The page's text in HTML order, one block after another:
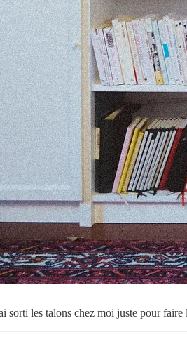
sorti les talons chez moi juste pour